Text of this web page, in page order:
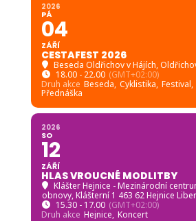
2026
PÁ
04
ZÁŘÍ
CESTAFEST 2026
Beseda Oldřichov v Hájích,
18.00 - 22.00 (GMT+02:00)
Druh akce Beseda, Cyklistika, Festival,
Přednáška
2026
SO
12
ZÁŘÍ
HLAS VROUCNÉ MODLITBY
Klášter Hejnice - Mezinárodní
obnovy, Klášterní 1 463 62 Hejnice
15.30 - 17.00 (GMT+02:00)
Druh akce Hejnice, Koncert